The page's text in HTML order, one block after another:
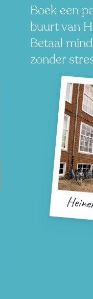
Boek een
buurt van
Betaal
zonder